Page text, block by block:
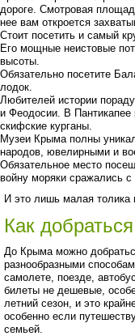
дороге. Смотровая
нее вам откроется
Стоит посетить и самый
Его мощные неистовые
высоты.
Обязательно посетите
лодок.
Любителей истории
и Феодосии. В Пантикапее
скифские курганы.
Музеи Крыма полны
народов, ювелирными и
Обязательное место
войну моряки сражались с
И это лишь малая толика
Как
До Крыма можно
разнообразными
самолете, поезде,
билеты не дешевые,
летний сезон, и это
особенно если
семьей.